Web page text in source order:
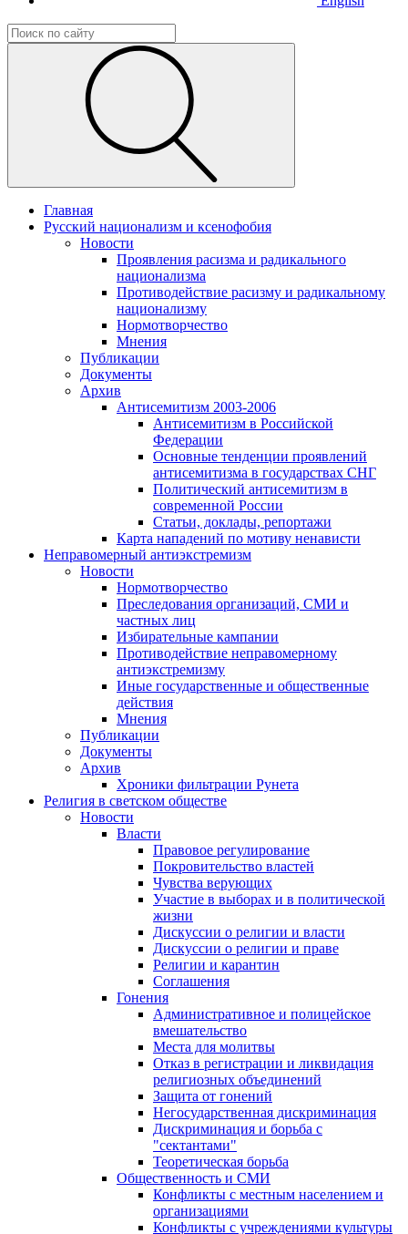
Главная
Русский национализм и ксенофобия
Новости
Проявления расизма и радикального
национализма
Противодействие расизму и радикальному
национализму
Нормотворчество
Мнения
Публикации
Документы
Архив
Антисемитизм 2003-2006
Антисемитизм в Российской
Федерации
Основные тенденции проявлений
антисемитизма в государствах СНГ
Политический антисемитизм в
современной России
Статьи, доклады, репортажи
Карта нападений по мотиву ненависти
Неправомерный антиэкстремизм
Новости
Нормотворчество
Преследования организаций, СМИ и
частных лиц
Избирательные кампании
Противодействие неправомерному
антиэкстремизму
Иные государственные и общественные
действия
Мнения
Публикации
Документы
Архив
Хроники фильтрации Рунета
Религия в светском обществе
Новости
Власти
Правовое регулирование
Покровительство властей
Чувства верующих
Участие в выборах и в политической
жизни
Дискуссии о религии и власти
Дискуссии о религии и праве
Религии и карантин
Соглашения
Гонения
Административное и полицейское
вмешательство
Места для молитвы
Отказ в регистрации и ликвидация
религиозных объединений
Защита от гонений
Негосударственная дискриминация
Дискриминация и борьба с
"сектантами"
Теоретическая борьба
Общественность и СМИ
Конфликты с местным населением и
организациями
Конфликты с учреждениями культуры